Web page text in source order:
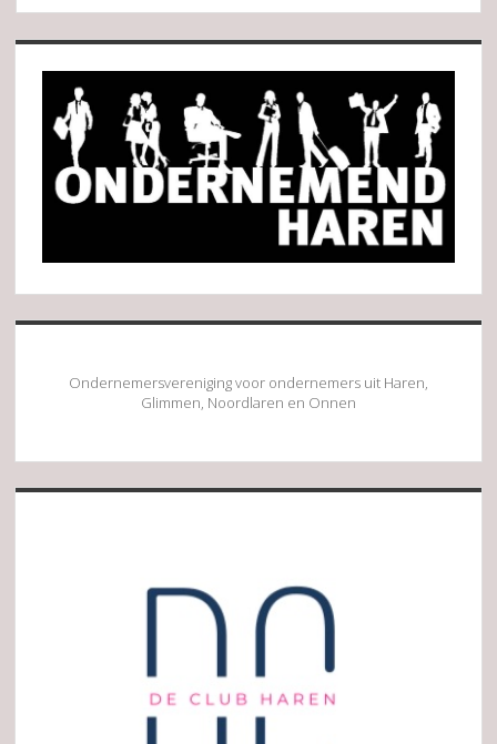
Sidebar
Ondernemersvereniging voor ondernemers uit Haren,
Glimmen, Noordlaren en Onnen